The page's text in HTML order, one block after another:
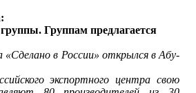
Группам предлагается
«Сделано в России» открылся в Абу-
экспортного центра свою